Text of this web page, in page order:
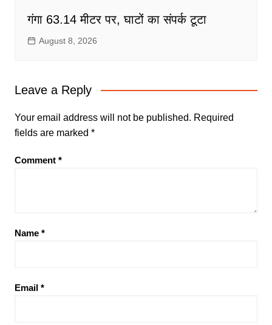
गंगा 63.14 मीटर पर, घाटों का संपर्क टूटा
August 8, 2026
Leave a Reply
Your email address will not be published. Required
fields are marked *
Comment *
Name *
Email *